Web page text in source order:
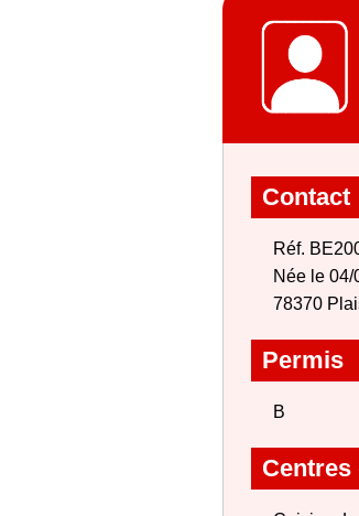
Contact
Réf.
Née le 04/
78370
Permis
B